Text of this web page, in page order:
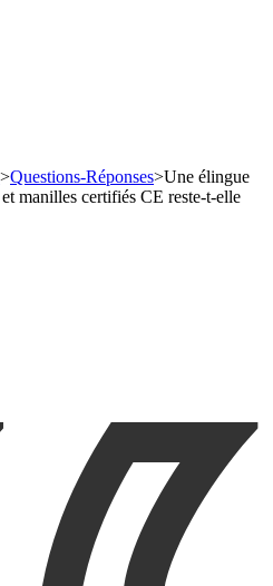
>Questions-Réponses>Une élingue
manilles certifiés CE reste-t-elle